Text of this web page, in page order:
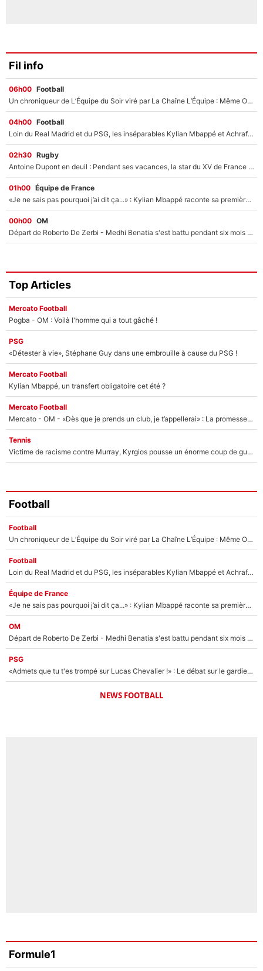
Fil info
06h00 Football
Un chroniqueur de L’Équipe du Soir viré par La Chaîne L’Équipe : Même Olivier Ménard n’avait pas pu empêcher son départ, «je l’ai appris sur Twitter, je l’ai vécu assez mal»
04h00 Football
Loin du Real Madrid et du PSG, les inséparables Kylian Mbappé et Achraf Hakimi changent d'équipe le temps d'une journée !
02h30 Rugby
Antoine Dupont en deuil : Pendant ses vacances, la star du XV de France a perdu sa grand-mère
01h00 Équipe de France
«Je ne sais pas pourquoi j’ai dit ça...» : Kylian Mbappé raconte sa première rencontre avec Zinédine Zidane (et c’est très drôle)
00h00 OM
Départ de Roberto De Zerbi - Medhi Benatia s'est battu pendant six mois pour le retenir à l'OM, le PSG a été le naufrage de trop : «Je pars avec toi»
Top Articles
Mercato Football
Pogba - OM : Voilà l'homme qui a tout gâché !
PSG
«Détester à vie», Stéphane Guy dans une embrouille à cause du PSG !
Mercato Football
Kylian Mbappé, un transfert obligatoire cet été ?
Mercato Football
Mercato - OM - «Dès que je prends un club, je t’appellerai» : La promesse de Marcelino au moment de claquer la porte
Tennis
Victime de racisme contre Murray, Kyrgios pousse un énorme coup de gueule !
Football
Football
Un chroniqueur de L’Équipe du Soir viré par La Chaîne L’Équipe : Même Olivier Ménard n’avait pas pu empêcher son départ, «je l’ai appris sur Twitter, je l’ai vécu assez mal»
Football
Loin du Real Madrid et du PSG, les inséparables Kylian Mbappé et Achraf Hakimi changent d'équipe le temps d'une journée !
Équipe de France
«Je ne sais pas pourquoi j’ai dit ça...» : Kylian Mbappé raconte sa première rencontre avec Zinédine Zidane (et c’est très drôle)
OM
Départ de Roberto De Zerbi - Medhi Benatia s'est battu pendant six mois pour le retenir à l'OM, le PSG a été le naufrage de trop : «Je pars avec toi»
PSG
«Admets que tu t'es trompé sur Lucas Chevalier !» : Le débat sur le gardien du PSG vire au clash à l'After Foot
NEWS FOOTBALL
Formule1